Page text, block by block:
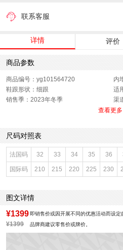
联系客服
详情 评价
商品参数
商品编号：yg101564720
内
鞋跟形状：细跟
适
销售季：2023年冬季
渠
鞋
帮面材质：牛皮革
色
鞋类流行款式：时装靴
流
靴筒筒面材质：牛皮革
厂家地址：广东省深圳市
闭
前掌高度：0.5CM
执行标准：皮鞋 QB/T1002-2015
风
鞋头款式：尖头
鞋
鞋面图案：纯色
参
制鞋工艺：胶贴皮鞋
性别：女子
皮
查看更多
尺码对照表
法国码 32 33 34 35 36
国际码 210 215 220 225 230
图文详情
¥1399 即销售价或因开展不同的优惠活动而设定
¥1399 品牌商建议零售价或牌价。